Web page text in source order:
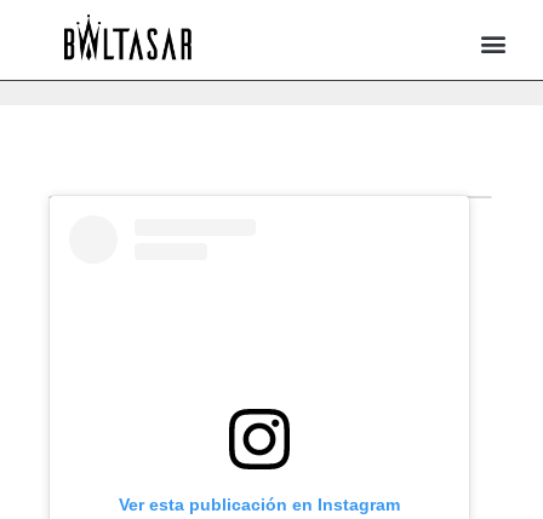
Ver esta publicación en Instagram